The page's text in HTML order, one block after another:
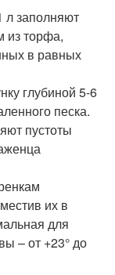
л заполняют
из торфа,
в равных
глубиной 5-6
песка.
пустоты
их в
для
– от +23° до